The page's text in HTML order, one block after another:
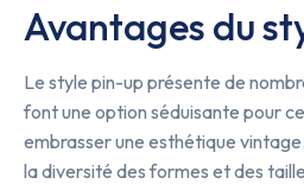
Avantages du
Le style pin-up présente de
font une option séduisante pour
embrasser une esthétique
la diversité des formes et des